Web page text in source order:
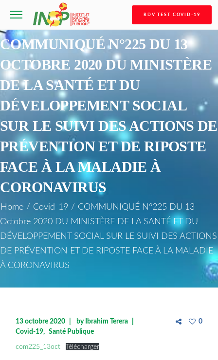
RDV TEST COVID-19
COMMUNIQUÉ N°225 DU 13
OCTOBRE 2020 DU MINISTÈRE
DE LA SANTÉ ET DU
DÉVELOPPEMENT SOCIAL
SUR LE SUIVI DES ACTIONS DE
PRÉVENTION ET DE RIPOSTE
FACE À LA MALADIE À
CORONAVIRUS
Home / Covid-19 / COMMUNIQUÉ N°225 DU 13
Octobre 2020 DU MINISTÈRE DE LA SANTÉ ET DU
DÉVELOPPEMENT SOCIAL SUR LE SUIVI DES ACTIONS
DE PRÉVENTION ET DE RIPOSTE FACE À LA MALADIE
À CORONAVIRUS
13 octobre 2020 by Ibrahim Terera
Covid-19
Santé Publique
0
com225_13oct Télécharger